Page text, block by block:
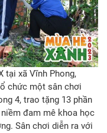
tại xã Vĩnh Phong,
chức một sân chơi
4, trao tặng 13 phần
đam mê khoa học
Sân chơi diễn ra với